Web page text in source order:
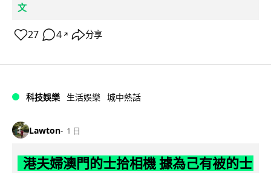
文
27 4 ↗ 分享
科技娛樂 生活娛樂 城中熱話
Lawton 1 日
港夫婦澳門的士拾相機 據為己有被的士